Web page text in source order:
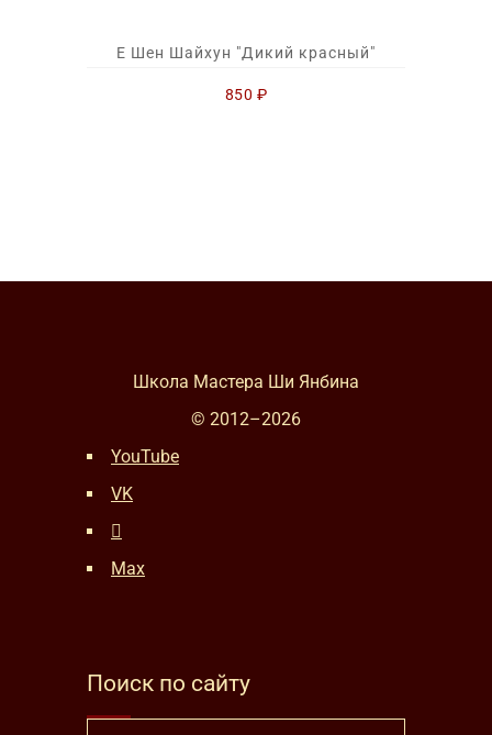
Е Шен Шайхун "Дикий красный"
850 ₽
Школа Мастера Ши Янбина
© 2012–2026
YouTube
VK
Max
Поиск по сайту